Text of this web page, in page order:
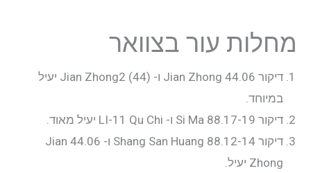
מחלות עור בצוואר
דיקור 44.06 Jian Zhong ו- Jian Zhong2 (44) יעיל
במיוחד.
דיקור 88.17-19 Si Ma ו- LI-11 Qu Chi יעיל מאוד.
דיקור 88.12-14 Shang San Huang ו- 44.06 Jian
Zhong יעיל.